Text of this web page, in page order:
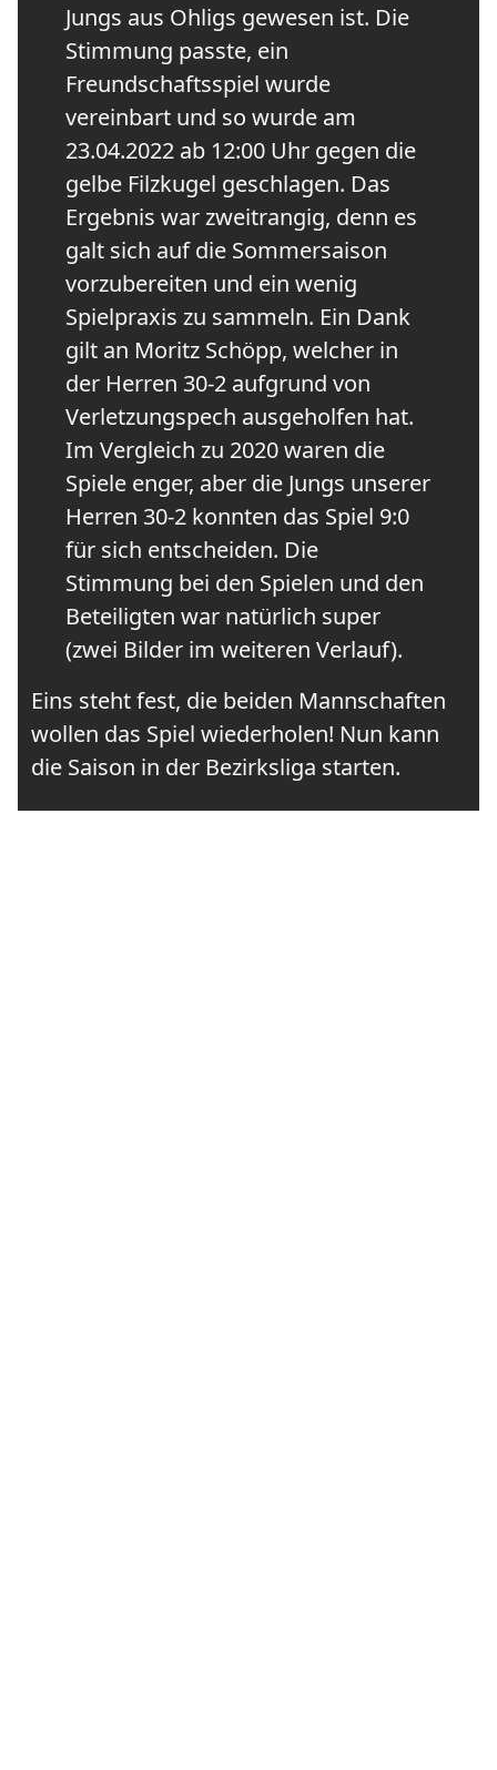
Jungs aus Ohligs gewesen ist. Die
Stimmung passte, ein
Freundschaftsspiel wurde
vereinbart und so wurde am
23.04.2022 ab 12:00 Uhr gegen die
gelbe Filzkugel geschlagen. Das
Ergebnis war zweitrangig, denn es
galt sich auf die Sommersaison
vorzubereiten und ein wenig
Spielpraxis zu sammeln. Ein Dank
gilt an Moritz Schöpp, welcher in
der Herren 30-2 aufgrund von
Verletzungspech ausgeholfen hat.
Im Vergleich zu 2020 waren die
Spiele enger, aber die Jungs unserer
Herren 30-2 konnten das Spiel 9:0
für sich entscheiden. Die
Stimmung bei den Spielen und den
Beteiligten war natürlich super
(zwei Bilder im weiteren Verlauf).
Eins steht fest, die beiden Mannschaften
wollen das Spiel wiederholen! Nun kann
die Saison in der Bezirksliga starten.